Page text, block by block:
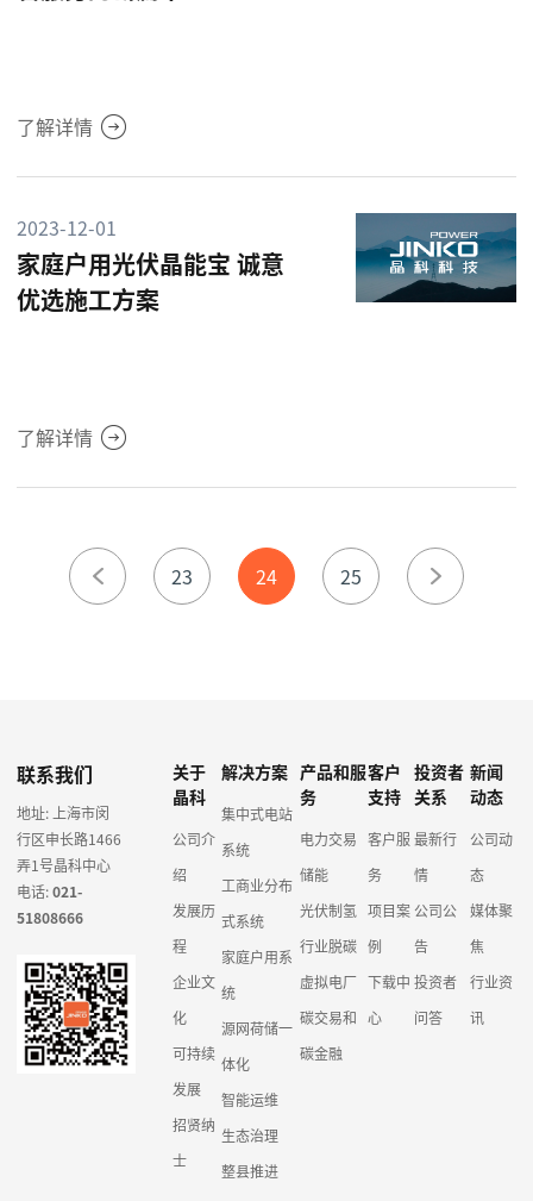
了解详情
2023-12-01
家庭户用光伏晶能宝 诚意
优选施工方案
了解详情
23 24 25
联系我们
地址: 上海市闵
行区申长路1466
弄1号晶科中心
电话:021-
51808666
关于
晶科
公司介
绍
发展历
程
企业文
化
可持续
发展
招贤纳
士
解决方案
集中式电站
系统
工商业分布
式系统
家庭户用系
统
源网荷储一
体化
智能运维
生态治理
整县推进
产品和服
务
电力交易
储能
光伏制氢
行业脱碳
虚拟电厂
碳交易和
碳金融
客户
支持
客户服
务
项目案
例
下载中
心
投资者
关系
最新行
情
公司公
告
投资者
问答
新闻
动态
公司动
态
媒体聚
焦
行业资
讯